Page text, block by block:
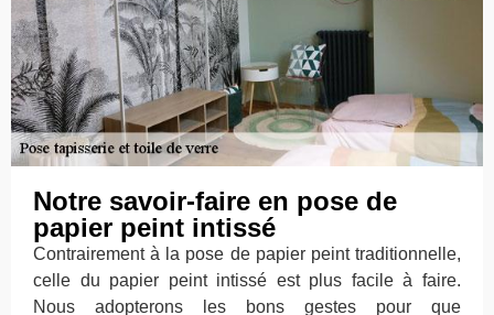
Notre savoir-faire en pose de
papier peint intissé
Contrairement à la pose de papier peint traditionnelle,
celle du papier peint intissé est plus facile à faire.
Nous adopterons les bons gestes pour que